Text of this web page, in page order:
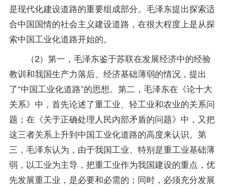
是现代化建设道路的重要组成部分。毛泽东提出探索适
合中国国情的社会主义建设道路，在很大程度上是从探
索中国工业化道路开始的。
（2）第一，毛泽东鉴于苏联在发展经济中的经验
教训和我国生产力落后、经济基础薄弱的情况，提出
了“中国工业化道路”的思想。第二，毛泽东在《论十大
关系》中，首先论述了重工业、轻工业和农业的关系问
题；在《关于正确处理人民内部矛盾的问题》中，又把
这三者关系上升到中国工业化道路的高度来认识。第
三，毛泽东认为，由于我国工业、特别是重工业基础薄
弱，以工业为主导，把重工业作为我国建设的重点，优
先发展重工业，是必要和必需的；同时，必须充分发展